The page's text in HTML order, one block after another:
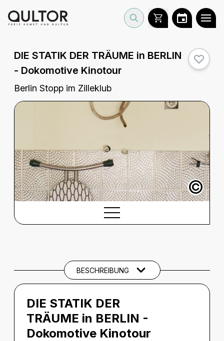
DIE STATIK DER TRÄUME in BERLIN
- Dokomotive Kinotour
Berlin Stopp im Zilleklub
©
BESCHREIBUNG
DIE STATIK DER
TRÄUME in BERLIN -
Dokomotive Kinotour